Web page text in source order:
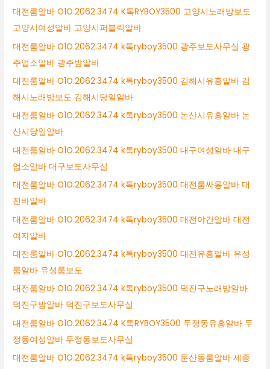
대전룸알바 O1O.2062.3474 K톡RYBOY3500 고양시노래방보도
고양시여성알바 고양시퍼블릭알바
대전룸알바 O1O.2062.3474 k톡ryboy3500 광주보도사무실 광
주업소알바 광주밤알바
대전룸알바 O1O.2062.3474 k톡ryboy3500 김해시유흥알바 김
해시노래방보도 김해시당일알바
대전룸알바 O1O.2062.3474 k톡ryboy3500 논산시유흥알바 논
산시당일알바
대전룸알바 O1O.2062.3474 k톡ryboy3500 대구여성알바 대구
업소알바 대구보도사무실
대전룸알바 O1O.2062.3474 k톡ryboy3500 대전룸싸롱알바 대
전바알바
대전룸알바 O1O.2062.3474 k톡ryboy3500 대전야간알바 대전
여자알바
대전룸알바 O1O.2062.3474 k톡ryboy3500 대전유흥알바 유성
룸알바 유성룸보도
대전룸알바 O1O.2062.3474 k톡ryboy3500 덕진구노래방알바
덕진구밤알바 덕진구보도사무실
대전룸알바 O1O.2062.3474 K톡RYBOY3500 두정동유흥알바 두
정동여성알바 두정동보도사무실
대전룸알바 O1O.2062.3474 k톡ryboy3500 둔산동룸알바 세종